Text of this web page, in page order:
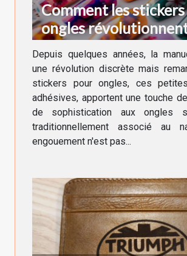
Comment les
ongles
manucure moderne
Depuis quelques années, la
une révolution discrète mais
stickers pour ongles, ces
adhésives, apportent une touche
de sophistication aux ongles
traditionnellement associé au
engouement n'est pas...